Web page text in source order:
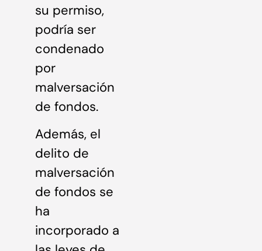
su permiso,
podría ser
condenado
por
malversación
de fondos.
Además, el
delito de
malversación
de fondos se
ha
incorporado a